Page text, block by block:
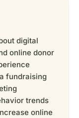
digital
online donor
fundraising
trends
online